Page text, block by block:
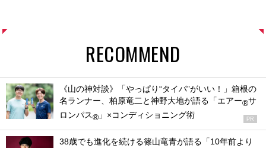
RECOMMEND
《山の神対談》「やっぱり“タイパ”がいい！」箱根の
名ランナー、柏原竜二と神野大地が語る「エアー®サ
ロンパス® 」×コンディショニング術 PR
38歳でも進化を続ける篠山竜青が語る「10年前より